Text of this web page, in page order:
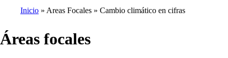
de
Inicio Areas Focales Cambio climático en cifras
Áreas focales